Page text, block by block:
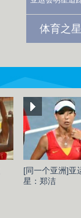
体育之
[同一个亚洲]亚
星：郑洁